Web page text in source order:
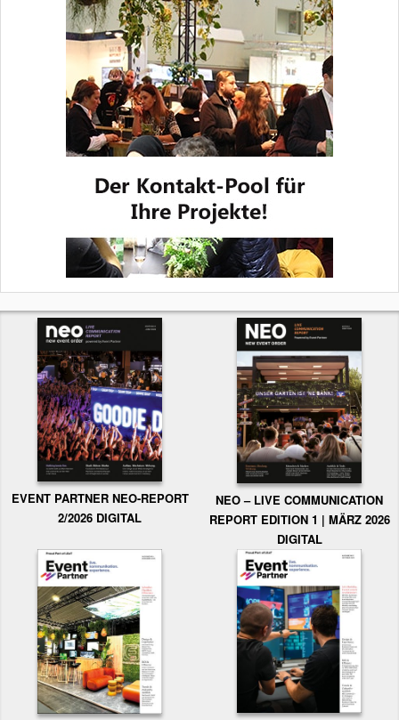
EVENT PARTNER NEO-REPORT
2/2026 DIGITAL
NEO – LIVE COMMUNICATION
REPORT EDITION 1 | MÄRZ 2026
DIGITAL